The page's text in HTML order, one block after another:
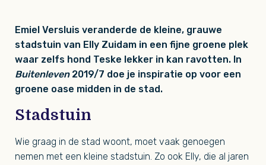
Emiel Versluis veranderde de kleine, grauwe
stadstuin van Elly Zuidam in een fijne groene plek
waar zelfs hond Teske lekker in kan ravotten. In
Buitenleven2019/7 doe je inspiratie op voor een
groene oase midden in de stad.
Stadstuin
Wie graag in de stad woont, moet vaak genoegen
nemen met een kleine stadstuin. Zo ook Elly, die al jaren